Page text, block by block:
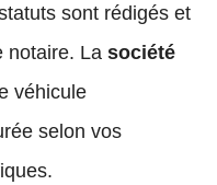
sont rédigés et
notaire. La société
véhicule
selon vos